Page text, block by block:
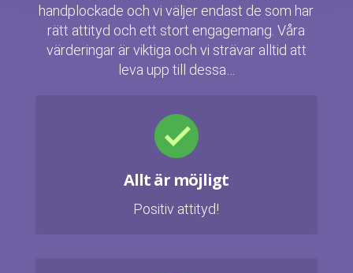
handplockade och vi väljer endast de som har
rätt attityd och ett stort engagemang. Våra
värderingar är viktiga och vi strävar alltid att
leva upp till dessa…
Allt är möjligt
Positiv attityd!